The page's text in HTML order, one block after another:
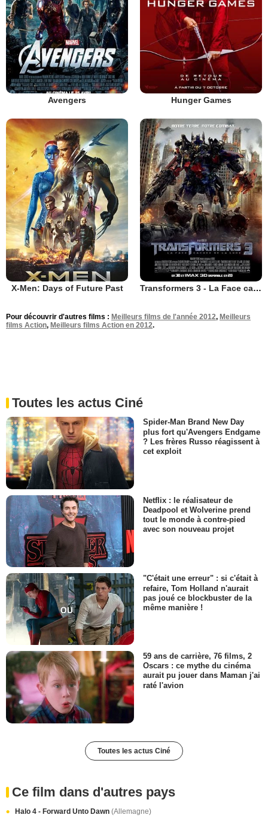
Avengers Hunger Games
X-Men: Days of Future Past Transformers 3 - La Face cachée de la Lune
Pour découvrir d'autres films : Meilleurs films de l'année 2012, Meilleurs
films Action, Meilleurs films Action en 2012.
Toutes les actus Ciné
Spider-Man Brand New Day
plus fort qu'Avengers Endgame
? Les frères Russo réagissent à
cet exploit
Netflix : le réalisateur de
Deadpool et Wolverine prend
tout le monde à contre-pied
avec son nouveau projet
"C'était une erreur" : si c'était à
refaire, Tom Holland n'aurait
pas joué ce blockbuster de la
même manière !
59 ans de carrière, 76 films, 2
Oscars : ce mythe du cinéma
aurait pu jouer dans Maman j'ai
raté l'avion
Toutes les actus Ciné
Ce film dans d'autres pays
Halo 4 - Forward Unto Dawn (Allemagne)